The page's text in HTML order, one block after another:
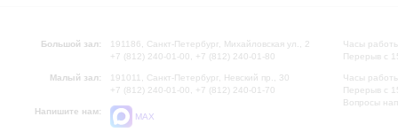
Большой зал:
191186, Санкт-Петербург, Михайловская ул., 2
+7 (812) 240-01-00, +7 (812) 240-01-80
Малый зал:
191011, Санкт-Петербург, Невский пр., 30
+7 (812) 240-01-00, +7 (812) 240-01-70
Напишите нам:
MAX
Часы
Перерыв с
Часы
Перерыв с
Вопросы